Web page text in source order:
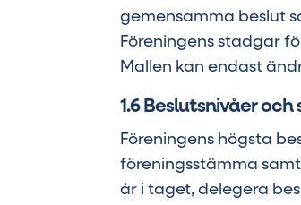
gemensamma beslut
Föreningens stadgar
Mallen kan endast
1.6 Beslutsnivåer
Föreningens högsta
föreningsstämma
år i taget, delegera